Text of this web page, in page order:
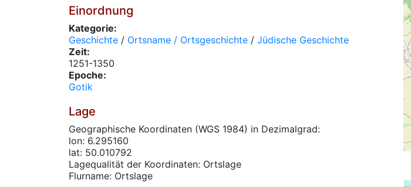
Einordnung
Kategorie:
Geschichte / Ortsname / Ortsgeschichte / Jüdische Geschichte
Zeit:
1251-1350
Epoche:
Gotik
Lage
Geographische Koordinaten (WGS 1984) in Dezimalgrad:
lon: 6.295160
lat: 50.010792
Lagequalität der Koordinaten: Ortslage
Flurname: Ortslage